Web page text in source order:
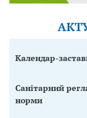
Календар-
Санітарний
норми